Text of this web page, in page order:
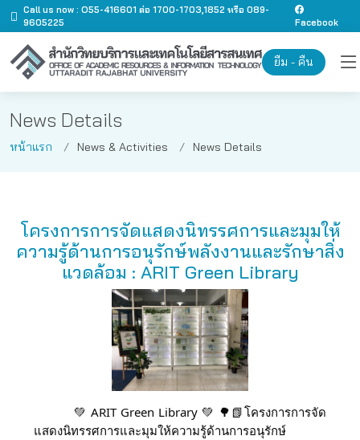
Call us now : O55-416601 ต่อ 1700-1703,1852 หรือ 089-
9605225
Facebook
ยืม - คืน
News Details
หน้าแรก News & Activities News Details
โครงการการจัดแสดงนิทรรศการและมุมให้
ความรู้ด้านการอนุรักษ์พลังงานและรักษาสิ่ง
แวดล้อม : ARIT Green Library
💚 ARIT Green Library 💚 🌳📗โครงการการจัด
แสดงนิทรรศการและมุมให้ความรู้ด้านการอนุรักษ์